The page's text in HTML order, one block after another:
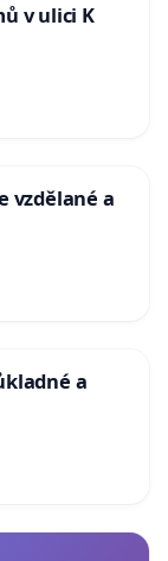
v ulici K
vzdělané a
a